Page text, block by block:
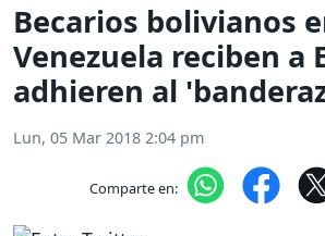
Becarios bolivianos
Venezuela reciben a
adhieren al
Lun, 05 Mar 2018 2:04 pm
Comparte en: